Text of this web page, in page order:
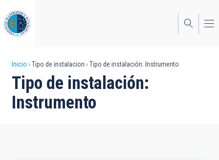
al
contenido
principal
Sobrescribir
enlaces
de
Inicio Tipo de instalacion Tipo de instalación: Instrumento
Tipo de instalación:
Instrumento